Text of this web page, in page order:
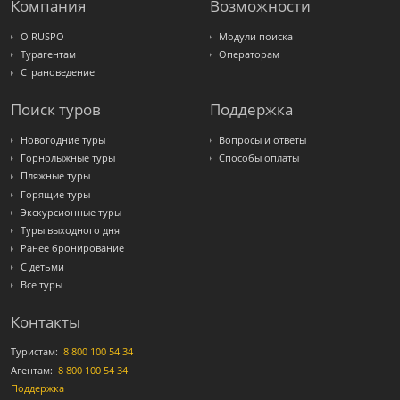
Интурист
Компания
О RUSPO
Турагентам
Страноведение
Возможности
Модули поиска
Операторам
Поиск туров
Новогодние туры
Горнолыжные туры
Пляжные туры
Горящие туры
Экскурсионные туры
Туры выходного дня
Ранее бронирование
С детьми
Все туры
Поддержка
Вопросы и ответы
Способы оплаты
Контакты
Туристам: 8 800 100 54 34
Агентам: 8 800 100 54 34
Поддержка